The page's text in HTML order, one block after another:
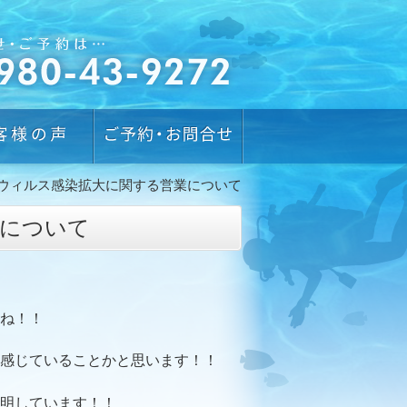
ィルス感染拡大に関する営業について
ついて
！！
じていることかと思います！！
しています！！